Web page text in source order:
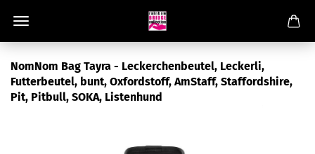
NomNom Bag Tayra - Leckerchenbeutel, Leckerli,
Futterbeutel, bunt, Oxfordstoff, AmStaff, Staffordshire,
Pit, Pitbull, SOKA, Listenhund